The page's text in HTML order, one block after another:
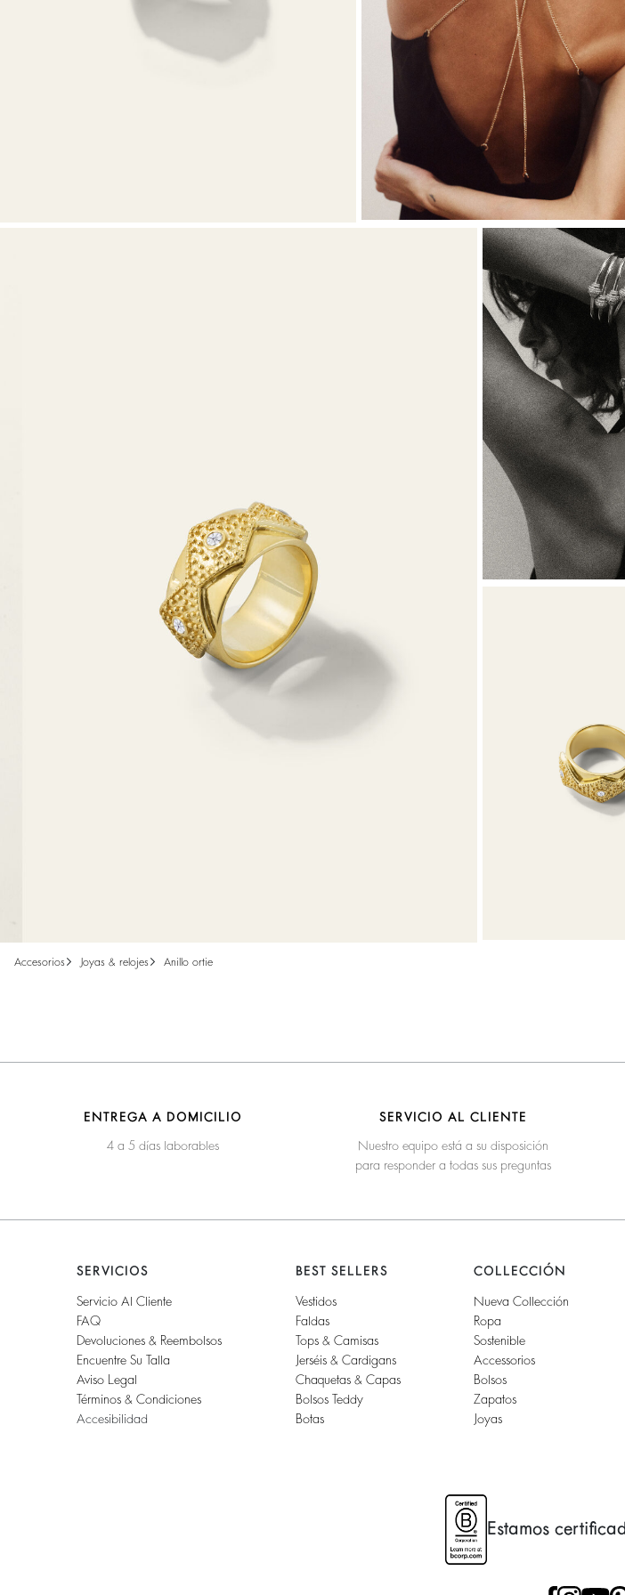
Sweatshirts
accesorios joyas & relojes anillo ortie
ENTREGA A DOMICILIO
4 a 5 días laborables
SERVICIO AL CLIENTE
Nuestro equipo está a su disposición
para responder a todas sus preguntas
SERVICIOS
Servicio Al Cliente
FAQ
Devoluciones & Reembolsos
Encuentre Su Talla
Aviso Legal
Términos & Condiciones
Accesibilidad
BEST SELLERS
Vestidos
Faldas
Tops & Camisas
Jerséis & Cardigans
Chaquetas & Capas
Bolsos Teddy
Botas
COLLECCIÓN
Nueva Collección
Ropa
Sostenible
Accessorios
Bolsos
Zapatos
Joyas
Estamos